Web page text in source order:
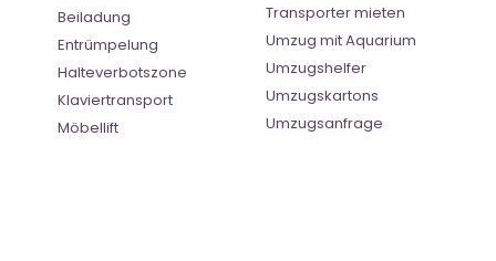
Beiladung
Entrümpelung
Halteverbotszone
Klaviertransport
Möbellift
Transporter mieten
Umzug mit Aquarium
Umzugshelfer
Umzugskartons
Umzugsanfrage